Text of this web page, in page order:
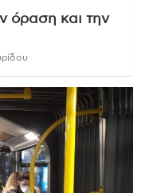
όραση και την